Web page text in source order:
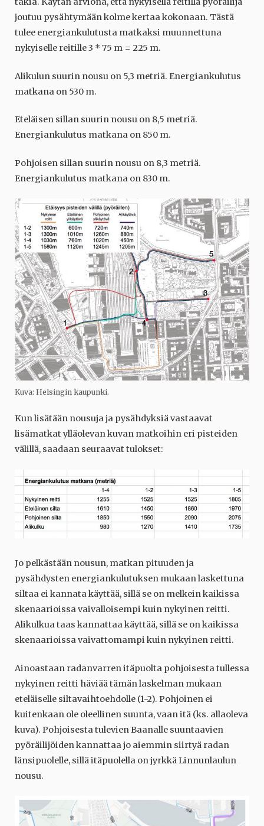
joutuu pysähtymään kolme kertaa kokonaan. Tästä
tulee energiankulutusta matkaksi muunnettuna
nykyiselle reitille 3 * 75 m = 225 m.
Alikulun suurin nousu on 5,3 metriä. Energiankulutus
matkana on 530 m.
Eteläisen sillan suurin nousu on 8,5 metriä.
Energiankulutus matkana on 850 m.
Pohjoisen sillan suurin nousu on 8,3 metriä.
Energiankulutus matkana on 830 m.
Kuva: Helsingin kaupunki.
Kun lisätään nousuja ja pysähdyksiä vastaavat
lisämatkat ylläolevan kuvan matkoihin eri pisteiden
välillä, saadaan seuraavat tulokset:
Jo pelkästään nousun, matkan pituuden ja
pysähdysten energiankulutuksen mukaan laskettuna
siltaa ei kannata käyttää, sillä se on melkein kaikissa
skenaarioissa vaivalloisempi kuin nykyinen reitti.
Alikulkua taas kannattaa käyttää, sillä se on kaikissa
skenaarioissa vaivattomampi kuin nykyinen reitti.
Ainoastaan radanvarren itäpuolta pohjoisesta tullessa
nykyinen reitti häviää tämän laskelman mukaan
eteläiselle siltavaihtoehdolle (1-2). Pohjoinen ei
kuitenkaan ole oleellinen suunta, vaan itä (ks. allaoleva
kuva). Pohjoisesta tulevien Baanalle suuntaavien
pyöräilijöiden kannattaa jo aiemmin siirtyä radan
länsipuolelle, sillä itäpuolella on jyrkkä Linnunlaulun
nousu.